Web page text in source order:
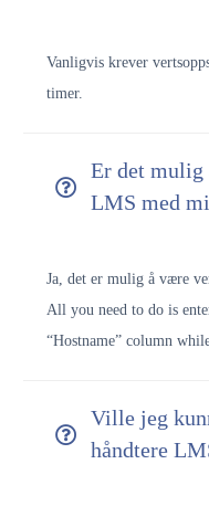
Vanligvis krever
timer.
Er det
LMS med
Ja, det er mulig å være
All you need to do is
“Hostname” column
Ville jeg
håndtere